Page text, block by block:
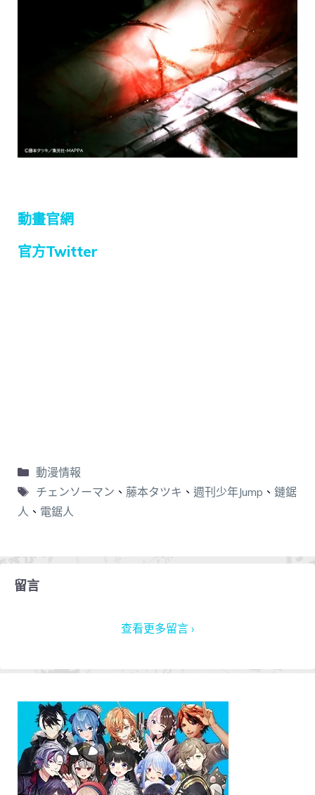
動畫官網
官方Twitter
動漫情報
チェンソーマン 、 藤本タツキ 、 週刊少年Jump 、 鏈鋸
人 、 電鋸人
留言
查看更多留言 ›